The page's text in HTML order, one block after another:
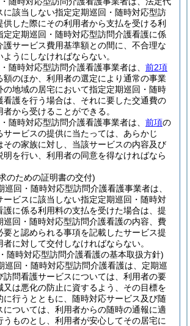
に該当しない指定定期巡回・随時対応型訪
供した際にその利用者から支払を受ける利
定定期巡回・随時対応型訪問介護看護に係
護サービス費用基準額との間に、不合理な
うにしなければならない。
随時対応型訪問介護看護事業者は、 前2項
額のほか、利用者の選定により通常の事業
の地域の居宅において指定定期巡回・随時
看護を行う場合は、それに要した交通費の
から受けることができる。
随時対応型訪問介護看護事業者は、 前項の
サービスの提供に当たっては、あらかじ
その家族に対し、当該サービスの内容及び
明を行い、利用者の同意を得なければなら
のための証明書の交付)
巡回・随時対応型訪問介護看護事業者は、
ービスに該当しない指定定期巡回・随時対
護に係る利用料の支払を受けた場合は、提
巡回・随時対応型訪問介護看護の内容、費
要と認められる事項を記載したサービス提
に対して交付しなければならない。
随時対応型訪問介護看護の基本取扱方針)
巡回・随時対応型訪問介護看護は、定期巡
訪問看護サービスについては、利用者の要
又は悪化の防止に資するよう、その目標を
に行うとともに、随時対応サービス及び随
については、利用者からの随時の通報に適
うものとし、利用者が安心してその居宅に